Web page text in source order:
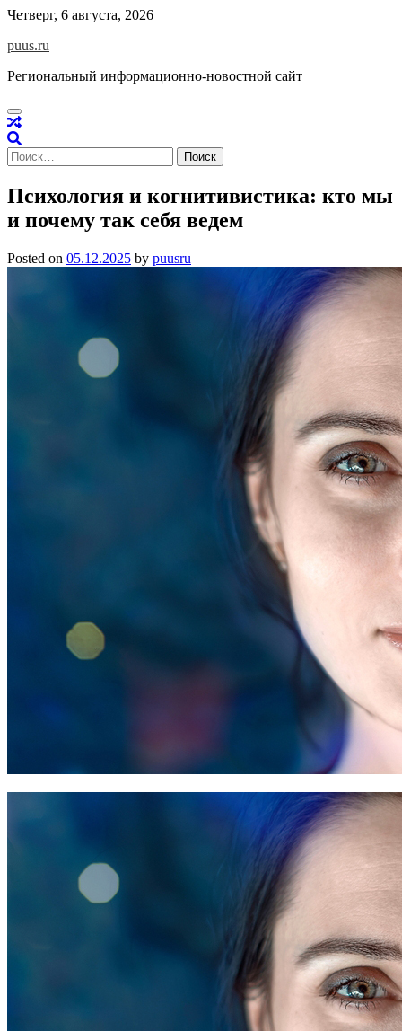
Skip
content
Четверг, 6 августа, 2026
puus.ru
Региональный информационно-новостной сайт
Найти:
Психология и когнитивистика: кто мы
и почему так себя ведем
Posted on 05.12.2025 by puusru